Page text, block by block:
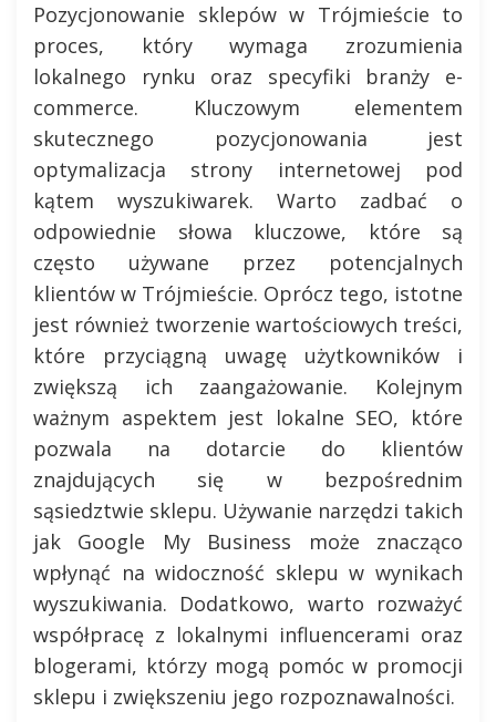
Pozycjonowanie sklepów w Trójmieście to
proces, który wymaga zrozumienia
lokalnego rynku oraz specyfiki branży e-
commerce. Kluczowym elementem
skutecznego pozycjonowania jest
optymalizacja strony internetowej pod
kątem wyszukiwarek. Warto zadbać o
odpowiednie słowa kluczowe, które są
często używane przez potencjalnych
klientów w Trójmieście. Oprócz tego, istotne
jest również tworzenie wartościowych treści,
które przyciągną uwagę użytkowników i
zwiększą ich zaangażowanie. Kolejnym
ważnym aspektem jest lokalne SEO, które
pozwala na dotarcie do klientów
znajdujących się w bezpośrednim
sąsiedztwie sklepu. Używanie narzędzi takich
jak Google My Business może znacząco
wpłynąć na widoczność sklepu w wynikach
wyszukiwania. Dodatkowo, warto rozważyć
współpracę z lokalnymi influencerami oraz
blogerami, którzy mogą pomóc w promocji
sklepu i zwiększeniu jego rozpoznawalności.